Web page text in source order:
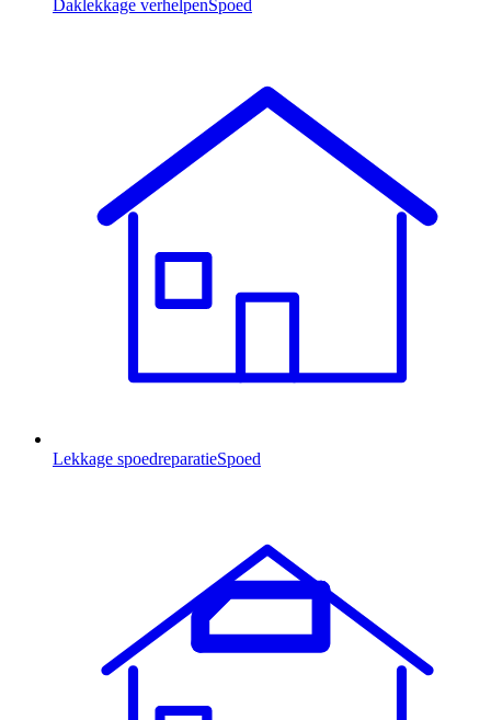
Daklekkage verhelpenSpoed
Lekkage spoedreparatieSpoed